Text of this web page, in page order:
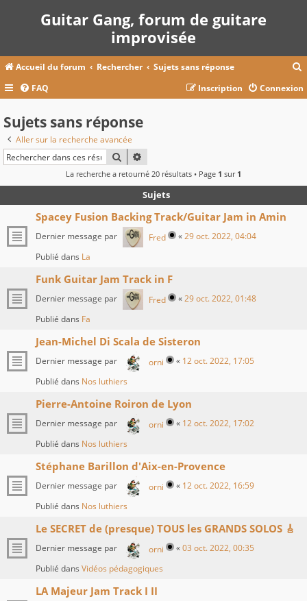
Guitar Gang, forum de guitare
improvisée
Accueil du forum Rechercher Sujets sans réponse
c
e
FAQ Connexion
Inscription
Sujets sans réponse
Aller sur la recherche avancée
RECHERCHER
La recherche a retourné 20 résultats • Page 1 sur 1
Sujets
Spacey Fusion Backing Track/Guitar Jam in Amin
Dernier message par Fred «29 oct. 2022, 04:04
Publié dans La
Funk Guitar Jam Track in F
Dernier message par Fred «29 oct. 2022, 01:48
Publié dans Fa
Jean-Michel Di Scala de Sisteron
Dernier message par orni « 12 oct. 2022, 17:05
Publié dans Nos luthiers
Pierre-Antoine Roiron de Lyon
Dernier message par orni « 12 oct. 2022, 17:02
Publié dans Nos luthiers
Stéphane Barillon d'Aix-en-Provence
Dernier message par orni « 12 oct. 2022, 16:59
Publié dans Nos luthiers
Le SECRET de (presque) TOUS les GRANDS SOLOS 🎸
Dernier message par orni «03 oct. 2022, 00:35
Publié dans Vidéos pédagogiques
LA Majeur Jam Track I II